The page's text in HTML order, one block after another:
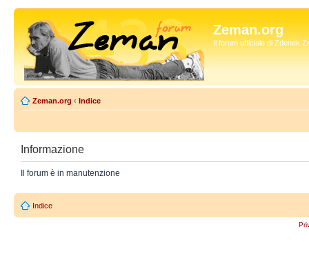
Zeman.org
Il forum ufficiale di Zdenek
Zeman.org ‹ Indice
Informazione
Il forum è in manutenzione
Indice